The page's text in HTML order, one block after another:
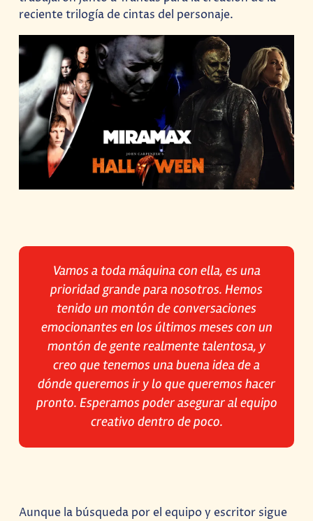
reciente trilogía de cintas del personaje.
Vamos a toda máquina con ella, es una
prioridad grande para nosotros. Hemos
tenido un montón de conversaciones
emocionantes en los últimos meses con un
montón de gente realmente talentosa, y
creo que tenemos una buena idea de a
dónde queremos ir y lo que queremos hacer
pronto. Esperamos poder asegurar al equipo
creativo dentro de poco.
Aunque la búsqueda por el equipo y escritor sigue